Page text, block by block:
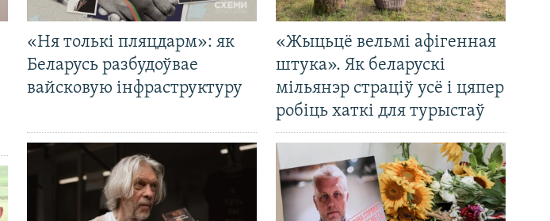
«Ня толькі пляцдарм»: як
Беларусь разбудоўвае
вайсковую інфраструктуру
«Жыцьцё вельмі афігенная
штука». Як беларускі
мільянэр страціў усё і цяпер
робіць хаткі для турыстаў